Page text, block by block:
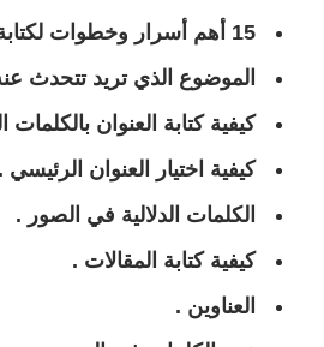
15 أهم أسرار وخطوات لكتابة المقالات .
الموضوع الذي تريد تتحدث
كيفية كتابة العنوان بالكلمات
كيفية اختيار العنوان الرئيسي .
الكلمات الدلالية في الصور .
كيفية كتابة المقالات .
العناوين .